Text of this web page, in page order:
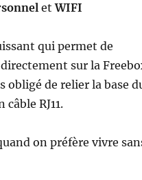
etWIFI
qui permet de
sur la
obligé de relier la base
RJ11.
on préfère vivre